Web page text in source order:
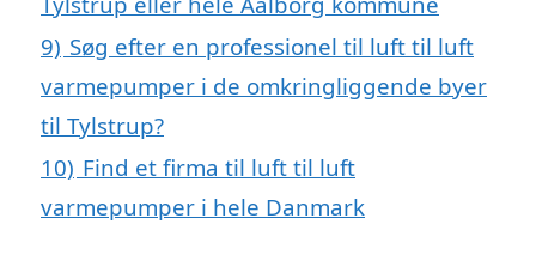
9) Søg efter en professionel til luft til luft
varmepumper i de omkringliggende byer
til Tylstrup?
10) Find et firma til luft til luft
varmepumper i hele Danmark